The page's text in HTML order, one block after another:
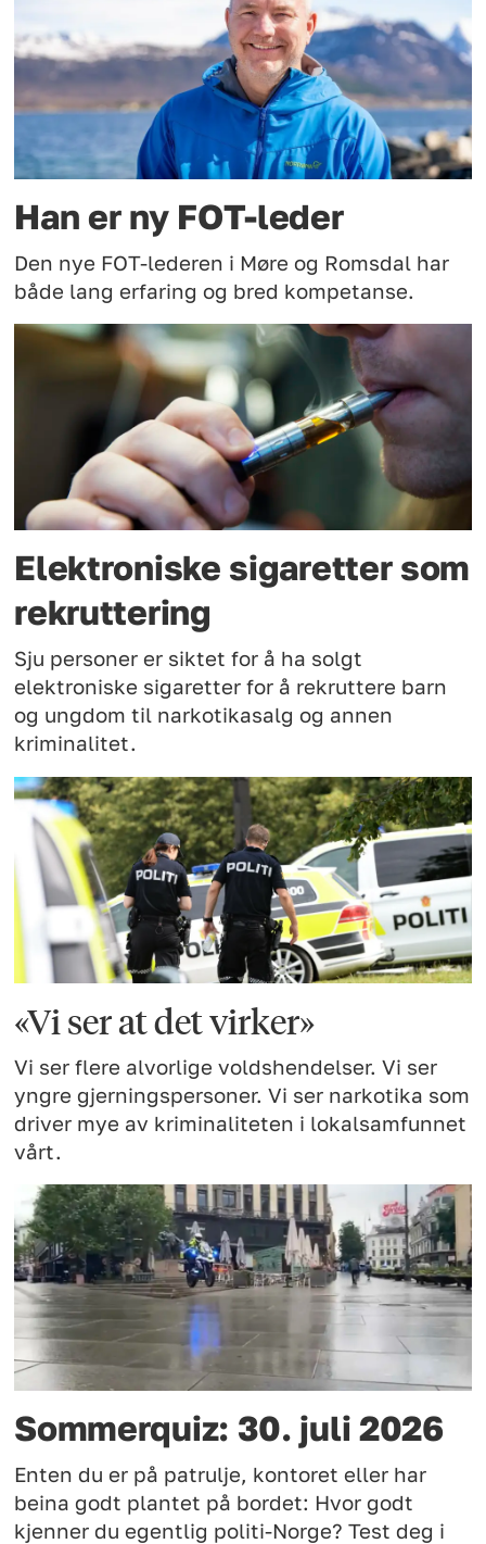
Han er ny FOT-leder
Den nye FOT-lederen i Møre og Romsdal har
både lang erfaring og bred kompetanse.
Elektroniske sigaretter som
rekruttering
Sju personer er siktet for å ha solgt
elektroniske sigaretter for å rekruttere barn
og ungdom til narkotikasalg og annen
kriminalitet.
«Vi ser at det virker»
Vi ser flere alvorlige voldshendelser. Vi ser
yngre gjerningspersoner. Vi ser narkotika som
driver mye av kriminaliteten i lokalsamfunnet
vårt.
Sommerquiz: 30. juli 2026
Enten du er på patrulje, kontoret eller har
beina godt plantet på bordet: Hvor godt
kjenner du egentlig politi-Norge? Test deg i